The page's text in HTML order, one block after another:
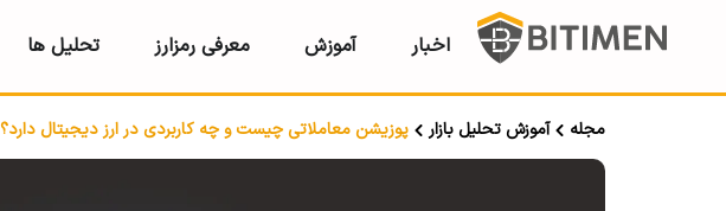
اخبار آموزش معرفی رمزارز تحلیل ها
مجله آموزش تحلیل بازار پوزیشن معاملاتی چیست و چه کاربردی در ارز دیجیتال دارد؟